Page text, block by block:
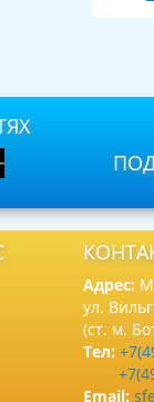
Адрес:
ул.
(ст. м.
Тел:
Email: